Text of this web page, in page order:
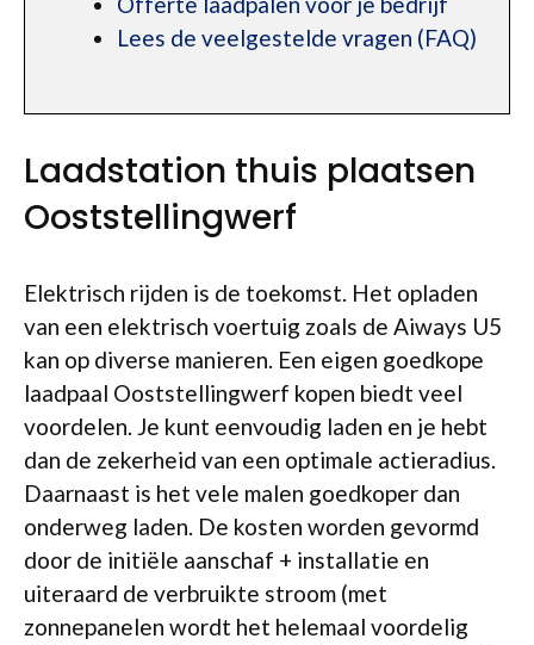
Lees de veelgestelde vragen (FAQ)
Laadstation thuis plaatsen
Ooststellingwerf
Elektrisch rijden is de toekomst. Het opladen
van een elektrisch voertuig zoals de Aiways U5
kan op diverse manieren. Een eigen goedkope
laadpaal Ooststellingwerf kopen biedt veel
voordelen. Je kunt eenvoudig laden en je hebt
dan de zekerheid van een optimale actieradius.
Daarnaast is het vele malen goedkoper dan
onderweg laden. De kosten worden gevormd
door de initiële aanschaf + installatie en
uiteraard de verbruikte stroom (met
zonnepanelen wordt het helemaal voordelig